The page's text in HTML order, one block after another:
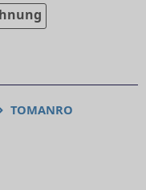
TOMANRO